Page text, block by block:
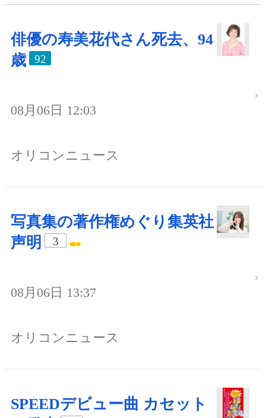
俳優の寿美花代さん死去、94
歳
92
08月06日 12:03
オリコンニュース
写真集の著作権めぐり集英社
声明
3
08月06日 13:37
オリコンニュース
SPEEDデビュー曲 カセット